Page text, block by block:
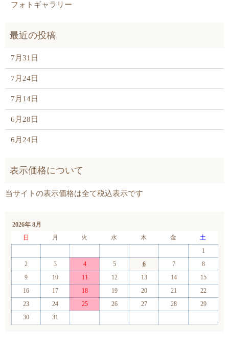
フォトギャラリー
7月31日
7月24日
7月14日
6月28日
6月24日
2026年 8月
日
月 火 水 木 金
土
1
2
3 4 5 6 7
8
9
10 11 12 13 14
15
16
17 18 19 20 21
22
23
24 25 26 27 28
29
30
31